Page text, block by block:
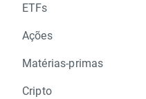
ETFs
Ações
Matérias-primas
Cripto